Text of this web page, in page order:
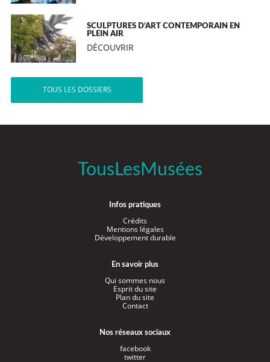
SCULPTURES D’ART CONTEMPORAIN EN
PLEIN AIR
DÉCOUVRIR
TOUS LES DOSSIERS
TousLesMusées
Infos pratiques
Crédits
Mentions légales
Développement durable
En savoir plus
Qui sommes nous
Esprit du site
Plan du site
Contact
Nos réseaux sociaux
facebook
twitter